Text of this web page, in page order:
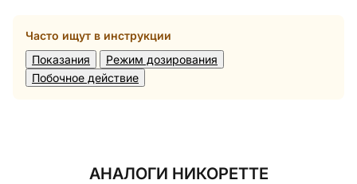
Часто ищут в инструкции
Показания
Режим дозирования
Побочное действие
АНАЛОГИ НИКОРЕТТЕ